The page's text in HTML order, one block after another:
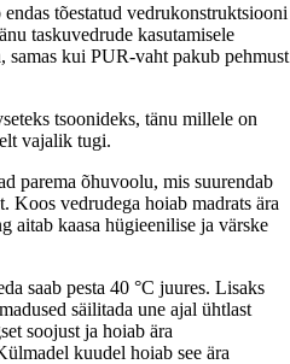
tõestatud vedrukonstruktsiooni
taskuvedrude kasutamisele
samas kui PUR-vaht pakub pehmust
tsoonideks, tänu millele on
vajalik tugi.
parema õhuvoolu, mis suurendab
Koos vedrudega hoiab madrats ära
aitab kaasa hügieenilise ja värske
saab pesta 40 °C juures. Lisaks
säilitada une ajal ühtlast
soojust ja hoiab ära
kuudel hoiab see ära